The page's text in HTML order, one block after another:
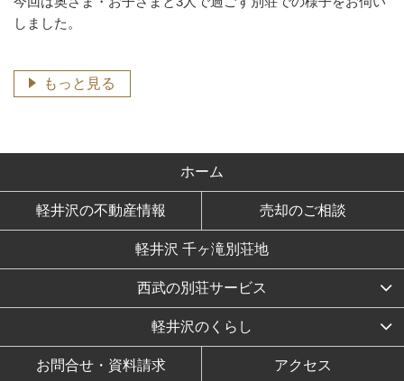
しました。
もっと見る
ホーム
軽井沢の不動産情報 売却のご相談
軽井沢 千ヶ滝別荘地
西武の別荘サービス
軽井沢のくらし
お問合せ・資料請求 アクセス